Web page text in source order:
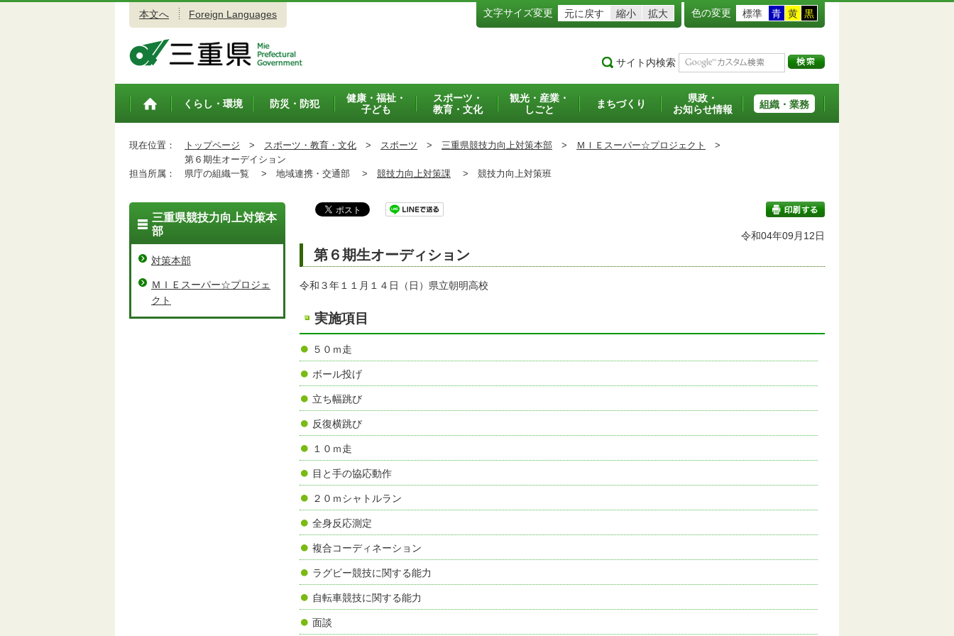
本文へ Foreign Languages 文字サイズ変更 元に戻す 縮小 拡大 色の変更 標準 青 黄 黒
サイト内検索
トップペ
くらし・環境 防災・防犯
健康・福祉・
子ども
スポーツ・
教育・文化
観光・産業・
しごと
まちづくり
県政・
お知らせ情報
組織・業務
現在位置： トップページ > スポーツ・教育・文化 > スポーツ > 三重県競技力向上対策本部 > ＭＩＥスーパー☆プロジェクト
>
第６期生オーデイション
担当所属：
県庁の組織一覧 > 地域連携・交通部 > 競技力向上対策課 > 競技力向上対策班
印刷する
令和04年09月12日
第６期生オーディション
令和３年１１月１４日（日）県立朝明高校
実施項目
５０ｍ走
ボール投げ
立ち幅跳び
反復横跳び
１０ｍ走
目と手の協応動作
２０ｍシャトルラン
全身反応測定
複合コーディネーション
ラグビー競技に関する能力
自転車競技に関する能力
面談
三重県競技力向上対策本
部
対策本部
ＭＩＥスーパー☆プロジェ
クト